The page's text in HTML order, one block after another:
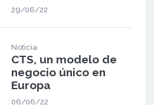
29/06/22
Noticia
CTS, un modelo de
negocio único en
Europa
06/06/22